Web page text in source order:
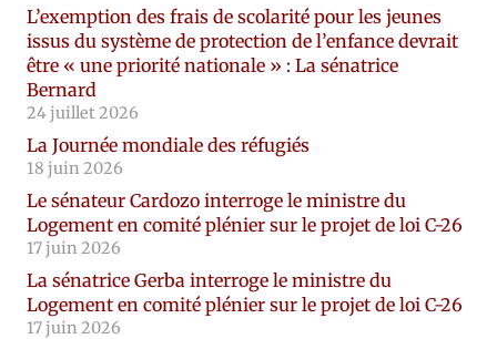
L’exemption des frais de scolarité pour les jeunes
issus du système de protection de l’enfance devrait
être « une priorité nationale » : La sénatrice
Bernard
24 juillet 2026
La Journée mondiale des réfugiés
18 juin 2026
Le sénateur Cardozo interroge le ministre du
Logement en comité plénier sur le projet de loi C-26
17 juin 2026
La sénatrice Gerba interroge le ministre du
Logement en comité plénier sur le projet de loi C-26
17 juin 2026